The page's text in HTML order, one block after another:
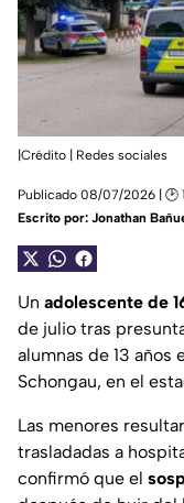
|Crédito | Redes sociales
Publicado 08/07/2026 | 🕑
Escrito por: Jonathan
Un adolescente de
de julio tras
alumnas de 13 años
Schongau, en el
Las menores
trasladadas a
confirmó que el